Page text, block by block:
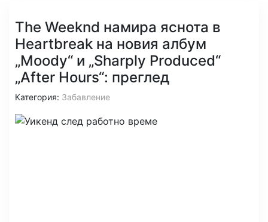
The Weeknd намира яснота в
Heartbreak на новия албум
„Moody“ и „Sharply Produced“
„After Hours“: преглед
Категория: Забавление